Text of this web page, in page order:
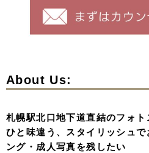
About Us:
札幌駅北口地下道直結のフォト
ひと味違う、スタイリッシュ
ング・成人写真を残したい